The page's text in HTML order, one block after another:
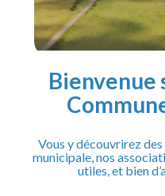
Bienvenue
Vous y découvrirez
municipale, nos
utiles, et bien